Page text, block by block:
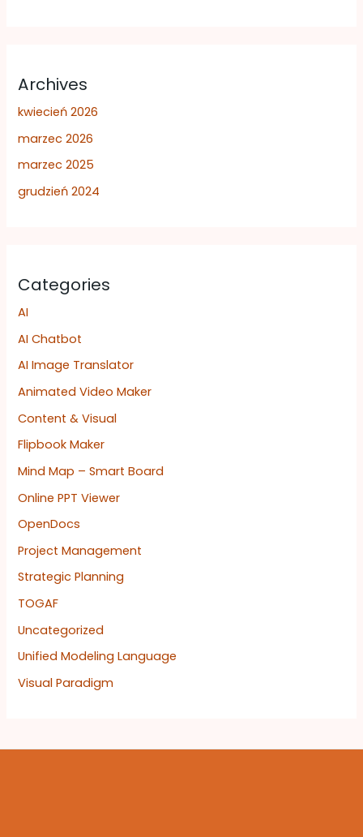
Archives
kwiecień 2026
marzec 2026
marzec 2025
grudzień 2024
Categories
AI
AI Chatbot
AI Image Translator
Animated Video Maker
Content & Visual
Flipbook Maker
Mind Map – Smart Board
Online PPT Viewer
OpenDocs
Project Management
Strategic Planning
TOGAF
Uncategorized
Unified Modeling Language
Visual Paradigm